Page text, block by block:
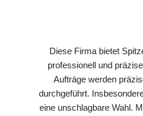
Diese Firma bietet
professionell und
Aufträge werden
durchgeführt.
eine unschlagbare Wahl.